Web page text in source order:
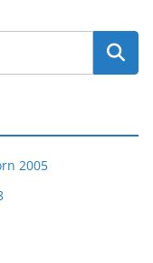
2005